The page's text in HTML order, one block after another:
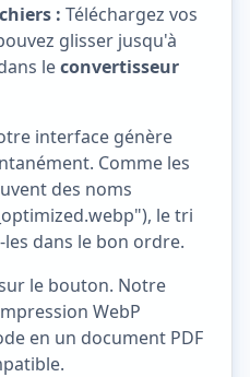
: Téléchargez vos
glisser jusqu'à
leconvertisseur
interface génère
Comme les
des noms
le tri
les dans le bon ordre.
le bouton. Notre
WebP
en un document PDF